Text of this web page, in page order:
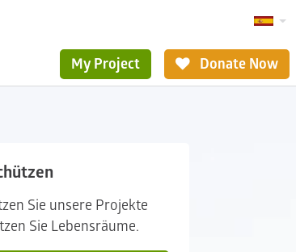
My Project Donate Now
Sie unsere Projekte
Sie Lebensräume.